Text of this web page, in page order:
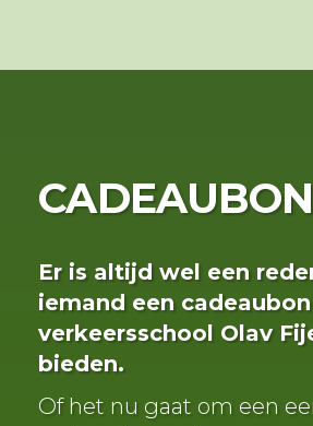
CADEAUBON
Er is altijd wel een
iemand een
verkeersschool Olav
bieden.
Of het nu gaat om een